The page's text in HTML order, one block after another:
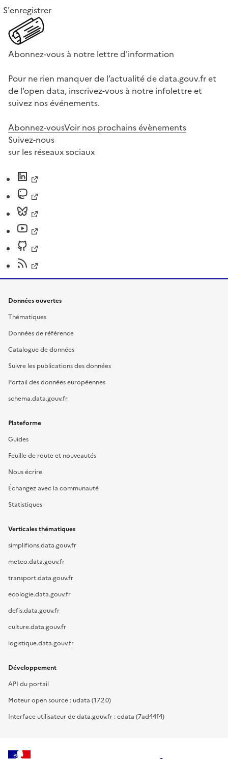
S'enregistrer
Abonnez-vous à notre lettre d'information
Pour ne rien manquer de l’actualité de data.gouv.fr et
de l’open data, inscrivez-vous à notre infolettre et
suivez nos événements.
Abonnez-vousVoir nos prochains évènements
Suivez-nous
sur les réseaux sociaux
Données ouvertes
Thématiques
Données de référence
Catalogue de données
Suivre les publications des données
Portail des données européennes
schema.data.gouv.fr
Plateforme
Guides
Feuille de route et nouveautés
Nous écrire
Échangez avec la communauté
Statistiques
Verticales thématiques
simplifions.data.gouv.fr
meteo.data.gouv.fr
transport.data.gouv.fr
ecologie.data.gouv.fr
defis.data.gouv.fr
culture.data.gouv.fr
logistique.data.gouv.fr
Développement
API du portail
Moteur open source : udata (17.2.0)
Interface utilisateur de data.gouv.fr : cdata (7ad44f4)